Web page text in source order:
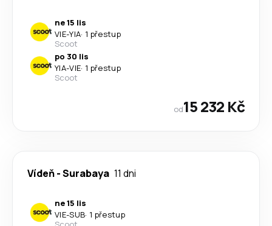
ne 15 lis
VIE-YIA· 1 přestup
Scoot
po 30 lis
YIA-VIE· 1 přestup
Scoot
od15 232 Kč
Vídeň-Surabaya 11 dni
ne 15 lis
VIE-SUB· 1 přestup